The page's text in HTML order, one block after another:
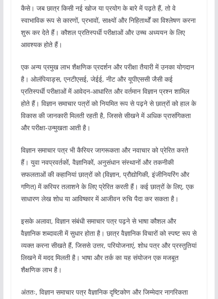
कैसे। जब छात्र किसी नई खोज या प्रयोग के बारे में पढ़ते हैं, तो वे
स्वाभाविक रूप से कारणों, प्रभावों, साक्ष्यों और निहितार्थों का विश्लेषण करना
शुरू कर देते हैं। कौशल प्रतिस्पर्धी परीक्षाओं और उच्च अध्ययन के लिए
आवश्यक होते हैं।
एक अन्य प्रमुख लाभ शैक्षणिक प्रदर्शन और परीक्षा तैयारी में उनका योगदान
है। ओलंपियाड्स, एनटीएसई, जेईई, नीट और यूपीएससी जैसी कई
प्रतिस्पर्धी परीक्षाओं में आवेदन-आधारित और वर्तमान विज्ञान प्रश्न शामिल
होते हैं। विज्ञान समाचार पत्रों को नियमित रूप से पढ़ने से छात्रों को हाल के
विकास की जानकारी मिलती रहती है, जिससे सीखने में अधिक प्रासंगिकता
और परीक्षा-उन्मुखता आती है।
विज्ञान समाचार पत्र भी कैरियर जागरूकता और नवाचार को प्रेरित करते
हैं। युवा नवप्रवर्तकों, वैज्ञानिकों, अनुसंधान संस्थानों और तकनीकी
सफलताओं की कहानियां छात्रों को (विज्ञान, प्रौद्योगिकी, इंजीनियरिंग और
गणित) में करियर तलाशने के लिए प्रेरित करती हैं। कई छात्रों के लिए, एक
साधारण लेख शोध या आविष्कार में आजीवन रुचि पैदा कर सकता है।
इसके अलावा, विज्ञान संबंधी समाचार पत्र पढ़ने से भाषा कौशल और
वैज्ञानिक शब्दावली में सुधार होता है। छात्र वैज्ञानिक विचारों को स्पष्ट रूप से
व्यक्त करना सीखते हैं, जिससे उत्तर, परियोजनाएं, शोध पत्र और प्रस्तुतियां
लिखने में मदद मिलती है। भाषा और तर्क का यह संयोजन एक मजबूत
शैक्षणिक लाभ है।
अंततः, विज्ञान समाचार पत्र वैज्ञानिक दृष्टिकोण और जिम्मेदार नागरिकता